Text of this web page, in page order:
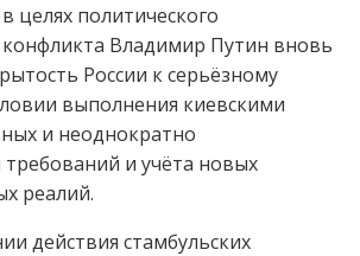
целях политического
конфликта Владимир Путин вновь
России к серьёзному
выполнения киевскими
и неоднократно
и учёта новых
реалий.
действия стамбульских